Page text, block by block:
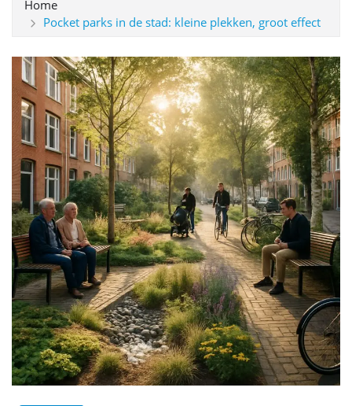
Home
Pocket parks in de stad: kleine plekken, groot effect